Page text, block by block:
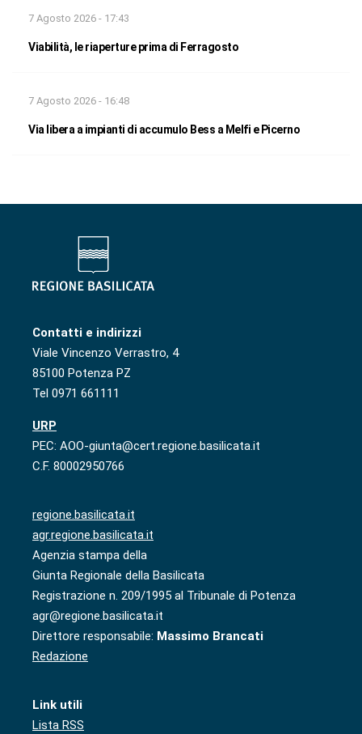
7 Agosto 2026 - 17:43
Viabilità, le riaperture prima di Ferragosto
7 Agosto 2026 - 16:48
Via libera a impianti di accumulo Bess a Melfi e Picerno
Contatti e indirizzi
Viale Vincenzo Verrastro, 4
85100 Potenza PZ
Tel 0971 661111
URP
PEC: AOO-giunta@cert.regione.basilicata.it
C.F. 80002950766
regione.basilicata.it
agr.regione.basilicata.it
Agenzia stampa della
Giunta Regionale della Basilicata
Registrazione n. 209/1995 al Tribunale di Potenza
agr@regione.basilicata.it
Direttore responsabile: Massimo Brancati
Redazione
Link utili
Lista RSS